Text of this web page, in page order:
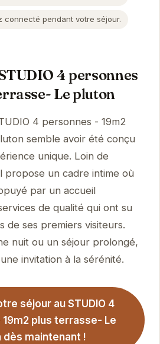
connecté pendant votre séjour.
4 personnes
Le pluton
4 personnes - 19m2
semble avoir été conçu
unique. Loin de
propose un cadre intime où
par un accueil
de qualité qui ont su
ses premiers visiteurs.
nuit ou un séjour prolongé,
invitation à la sérénité.
séjour au STUDIO 4
plus terrasse- Le
dès maintenant !